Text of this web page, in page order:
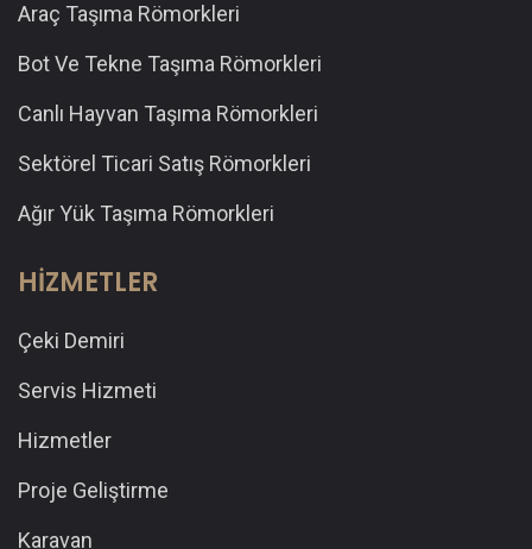
Araç Taşıma Römorkleri
Bot Ve Tekne Taşıma Römorkleri
Canlı Hayvan Taşıma Römorkleri
Sektörel Ticari Satış Römorkleri
Ağır Yük Taşıma Römorkleri
HİZMETLER
Çeki Demiri
Servis Hizmeti
Hizmetler
Proje Geliştirme
Karavan